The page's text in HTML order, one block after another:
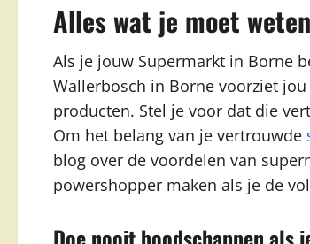
Alles wat je moet
Als je jouw Supermarkt in Borne
Wallerbosch in Borne voorziet
producten. Stel je voor dat die
Om het belang van je vertrouwde
blog over de voordelen van
powershopper maken als je de